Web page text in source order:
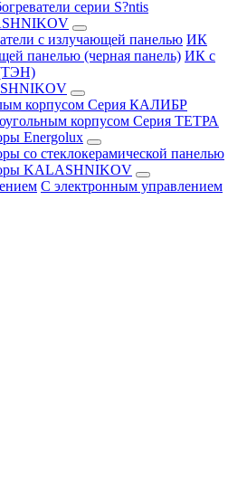
серии S?ntis
с излучающей панелью ИК
панелью (черная панель) ИК с
корпусом Серия КАЛИБР
корпусом Серия ТЕТРА
Energolux
со стеклокерамической панелью
KALASHNIKOV
С электронным управлением